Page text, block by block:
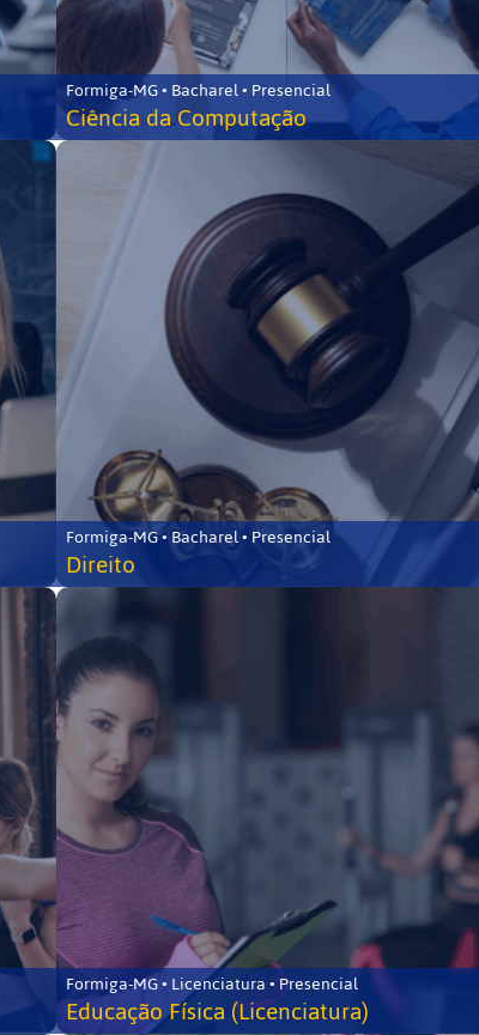
Formiga-MG • Bacharel • Presencial
Ciência da Computação
Formiga-MG • Bacharel • Presencial
Direito
Formiga-MG • Licenciatura • Presencial
Educação Física (Licenciatura)